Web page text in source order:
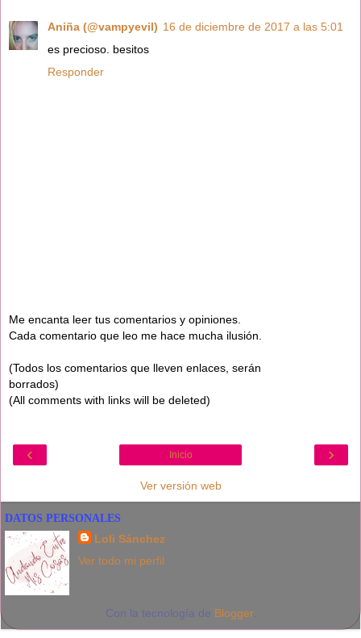
Aniña (@vampyevil) 16 de diciembre de 2017 a las 5:01
es precioso. besitos
Responder
Me encanta leer tus comentarios y opiniones.
Cada comentario que leo me hace mucha ilusión.
(Todos los comentarios que lleven enlaces, serán
borrados)
(All comments with links will be deleted)
‹ ›
Inicio
Ver versión web
DATOS PERSONALES
Loli Sánchez
Ver todo mi perfil
Con la tecnología de Blogger.